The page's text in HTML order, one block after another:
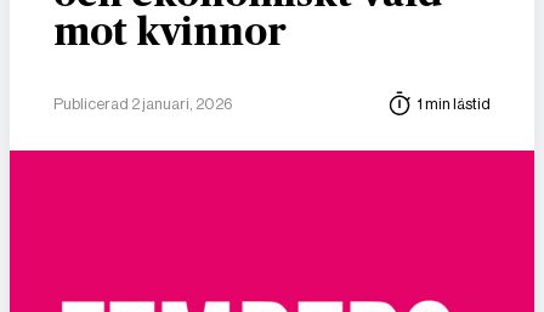
mot kvinnor
Publicerad 2 januari, 2026 1 min lästid